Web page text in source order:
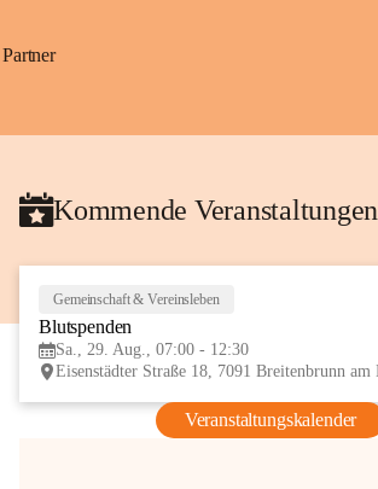
Partner
Kommende Veranstaltungen
Gemeinschaft & Vereinsleben
Blutspenden
Sa., 29. Aug., 07:00 - 12:30
Veranstaltungskalender